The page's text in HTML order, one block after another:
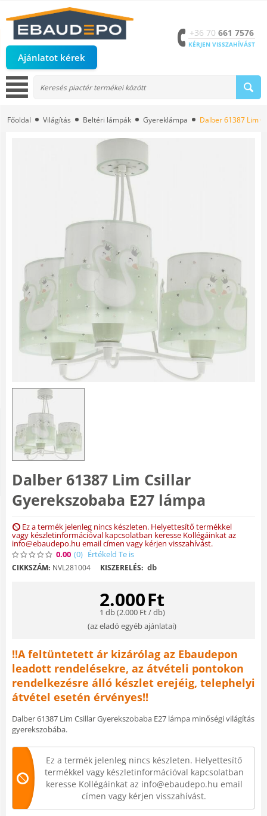
Ajánlatot kérek
+36 70 661 7576
KÉRJEN VISSZAHÍVÁST
Főoldal Világítás Beltéri lámpák Gyereklámpa Dalber 61387 Lim
Dalber 61387 Lim Csillar
Gyerekszobaba E27 lámpa
Ez a termék jelenleg nincs készleten. Helyettesítő termékkel
vagy készletinformációval kapcsolatban keresse Kollégáinkat az
info@ebaudepo.hu email címen vagy kérjen visszahívást.
0.00 (0) Értékeld Te is
CIKKSZÁM: NVL281004 KISZERELÉS: db
2.000Ft
1 db (2.000Ft/ db)
(az eladó egyéb ajánlatai)
!!A feltüntetett ár kizárólag az Ebaudepon
leadott rendelésekre, az átvételi pontokon
rendelkezésre álló készlet erejéig, telephelyi
átvétel esetén érvényes!!
Dalber 61387 Lim Csillar Gyerekszobaba E27 lámpa minőségi világítás
gyerekszobába.
Ez a termék jelenleg nincs készleten. Helyettesítő
termékkel vagy készletinformációval kapcsolatban
keresse Kollégáinkat az info@ebaudepo.hu email
címen vagy kérjen visszahívást.